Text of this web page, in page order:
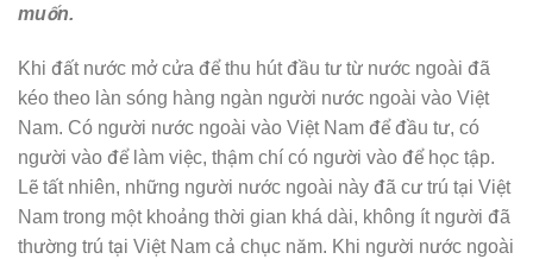
muốn.
Khi đất nước mở cửa để thu hút đầu tư từ nước ngoài đã
kéo theo làn sóng hàng ngàn người nước ngoài vào Việt
Nam. Có người nước ngoài vào Việt Nam để đầu tư, có
người vào để làm việc, thậm chí có người vào để học tập.
Lẽ tất nhiên, những người nước ngoài này đã cư trú tại Việt
Nam trong một khoảng thời gian khá dài, không ít người đã
thường trú tại Việt Nam cả chục năm. Khi người nước ngoài